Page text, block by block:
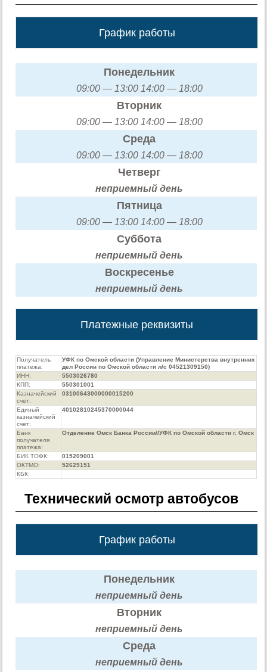
График работы
Понедельник
09:00 — 13:00 14:00 — 18:00
Вторник
09:00 — 13:00 14:00 — 18:00
Среда
09:00 — 13:00 14:00 — 18:00
Четверг
неприемный день
Пятница
09:00 — 13:00 14:00 — 18:00
Суббота
неприемный день
Воскресенье
неприемный день
Платежные реквизиты
Получатель
платежа:
УФК по Омской области (Управление Министерства внутренних
дел России по Омской области л/с 04521309150)
ИНН:
5503026780
КПП:
550301001
Казначейский
счет:
03100643000000015200
Единый
казначейский
счет:
40102810245370000044
Банк
получателя
платежа:
Отделение Омск Банка России//УФК по Омской области г. Омск
БИК ТОФК:
015209001
ОКТМО:
52629151
КБК:
Технический осмотр автобусов
График работы
Понедельник
неприемный день
Вторник
неприемный день
Среда
неприемный день